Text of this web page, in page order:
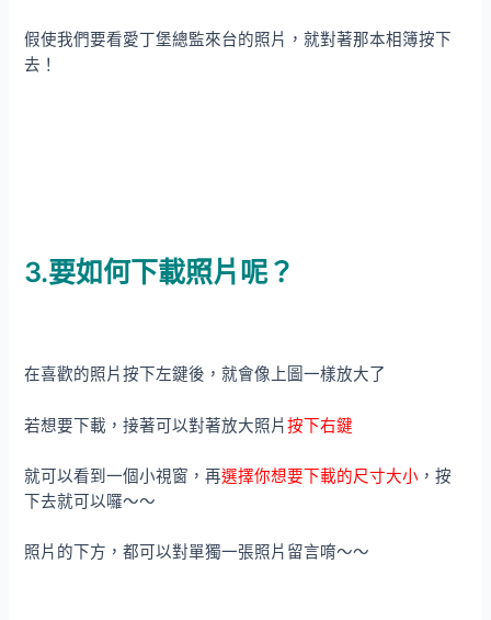
假使我們要看愛丁堡總監來台的照片，就對著那本相簿按下
去！
3.要如何下載照片呢？
在喜歡的照片按下左鍵後，就會像上圖一樣放大了
若想要下載，接著可以對著放大照片按下右鍵
就可以看到一個小視窗，再選擇你想要下載的尺寸大小 ，按
下去就可以囉～～
照片的下方，都可以對單獨一張照片留言唷～～